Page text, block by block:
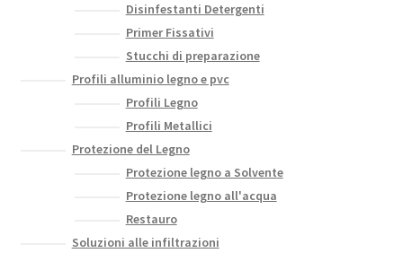
Disinfestanti Detergenti
Primer Fissativi
Stucchi di preparazione
Profili alluminio legno e pvc
Profili Legno
Profili Metallici
Protezione del Legno
Protezione legno a Solvente
Protezione legno all'acqua
Restauro
Soluzioni alle infiltrazioni